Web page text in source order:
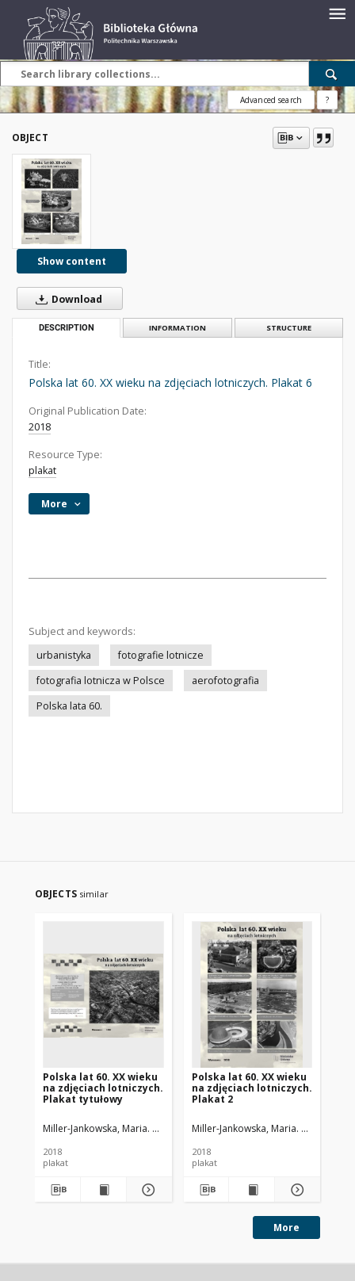
Advanced search ?
OBJECT
Show content
Download
DESCRIPTION INFORMATION STRUCTURE
Title:
Polska lat 60. XX wieku na zdjęciach lotniczych. Plakat 6
Original Publication Date:
2018
Resource Type:
plakat
More
Subject and keywords:
urbanistyka
fotografie lotnicze
fotografia lotnicza w Polsce
aerofotografia
Polska lata 60.
OBJECTS similar
Polska lat 60. XX wieku
na zdjęciach lotniczych.
Plakat tytułowy
Miller-Jankowska, Maria. Oprac. Sieczka-Milcarz, Aneta. Oprac.
2018
plakat
Polska lat 60. XX wieku
na zdjęciach lotniczych.
Plakat 2
Miller-Jankowska, Maria. Oprac.
2018
plakat
More